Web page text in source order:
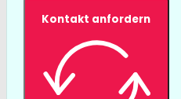
Kontakt anfordern